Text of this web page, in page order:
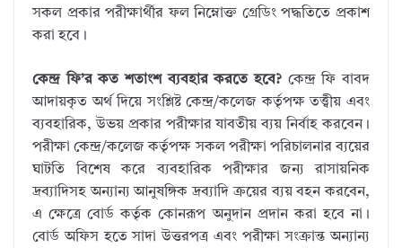
সকল প্রকার পরীক্ষার্থীর ফল নিম্নোক্ত গ্রেডিং পদ্ধতিতে প্রকাশ
করা হবে।
কেন্দ্র ফি’র কত শতাংশ ব্যবহার করতে হবে? কেন্দ্র ফি বাবদ
আদায়কৃত অর্থ দিয়ে সংশ্লিষ্ট কেন্দ্র/কলেজ কর্তৃপক্ষ তত্ত্বীয় এবং
ব্যবহারিক, উভয় প্রকার পরীক্ষার যাবতীয় ব্যয় নির্বাহ করবেন।
পরীক্ষা কেন্দ্র/কলেজ কর্তৃপক্ষ সকল পরীক্ষা পরিচালনার ব্যয়ের
ঘাটতি বিশেষ করে ব্যবহারিক পরীক্ষার জন্য রাসায়নিক
দ্রব্যাদিসহ অন্যান্য আনুষঙ্গিক দ্রব্যাদি ক্রয়ের ব্যয় বহন করবেন,
এ ক্ষেত্রে বোর্ড কর্তৃক কোনরূপ অনুদান প্রদান করা হবে না।
বোর্ড অফিস হতে সাদা উত্তরপত্র এবং পরীক্ষা সংক্রান্ত অন্যান্য